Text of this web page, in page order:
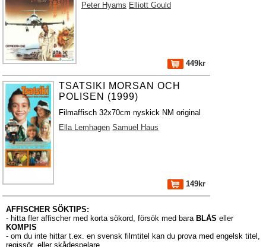
Peter Hyams Elliott Gould
449kr
TSATSIKI MORSAN OCH
POLISEN (1999)
Filmaffisch 32x70cm nyskick NM original
Ella Lemhagen Samuel Haus
149kr
AFFISCHER SÖKTIPS:
- hitta fler affischer med korta sökord, försök med bara BLÅS eller
KOMPIS
- om du inte hittar t.ex. en svensk filmtitel kan du prova med engelsk titel,
regissör, eller skådespelare